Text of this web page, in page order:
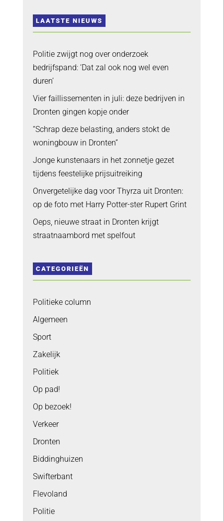
LAATSTE NIEUWS
Politie zwijgt nog over onderzoek
bedrijfspand: ‘Dat zal ook nog wel even
duren’
Vier faillissementen in juli: deze bedrijven in
Dronten gingen kopje onder
“Schrap deze belasting, anders stokt de
woningbouw in Dronten”
Jonge kunstenaars in het zonnetje gezet
tijdens feestelijke prijsuitreiking
Onvergetelijke dag voor Thyrza uit Dronten:
op de foto met Harry Potter-ster Rupert Grint
Oeps, nieuwe straat in Dronten krijgt
straatnaambord met spelfout
CATEGORIEËN
Politieke column
Algemeen
Sport
Zakelijk
Politiek
Op pad!
Op bezoek!
Verkeer
Dronten
Biddinghuizen
Swifterbant
Flevoland
Politie